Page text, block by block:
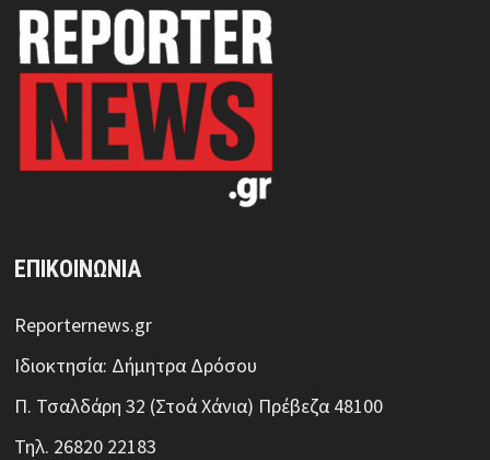
ΕΠΙΚΟΙΝΩΝΙΑ
Reporternews.gr
Ιδιοκτησία: Δήμητρα Δρόσου
Π. Τσαλδάρη 32 (Στοά Χάνια) Πρέβεζα 48100
Τηλ. 26820 22183